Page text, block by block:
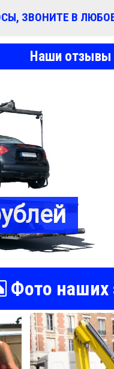
ЗВОНИТЕ В
Наши отзывы
Фото наших